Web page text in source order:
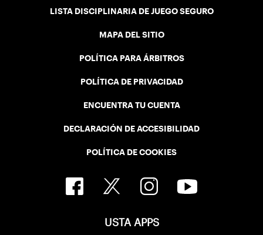
LISTA DISCIPLINARIA DE JUEGO SEGURO
MAPA DEL SITIO
POLÍTICA PARA ÁRBITROS
POLÍTICA DE PRIVACIDAD
ENCUENTRA TU CUENTA
DECLARACIÓN DE ACCESIBILIDAD
POLÍTICA DE COOKIES
USTA APPS